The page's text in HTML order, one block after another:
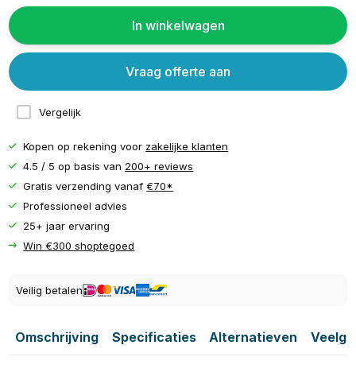
In winkelwagen
Vergelijk
Vraag offerte aan
Kopen op rekening voor zakelijke klanten
4.5 / 5 op basis van 200+ reviews
Gratis verzending vanaf€70*
Professioneel advies
25+ jaar ervaring
Win €300 shoptegoed
Veilig betalen
Omschrijving Specificaties Alternatieven